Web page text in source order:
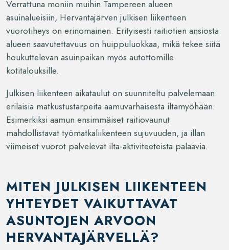
Verrattuna moniin muihin Tampereen alueen
asuinalueisiin, Hervantajärven julkisen liikenteen
vuorotiheys on erinomainen. Erityisesti raitiotien ansiosta
alueen saavutettavuus on huippuluokkaa, mikä tekee siitä
houkuttelevan asuinpaikan myös autottomille
kotitalouksille.
Julkisen liikenteen aikataulut on suunniteltu palvelemaan
erilaisia matkustustarpeita aamuvarhaisesta iltamyöhään.
Esimerkiksi aamun ensimmäiset raitiovaunut
mahdollistavat työmatkaliikenteen sujuvuuden, ja illan
viimeiset vuorot palvelevat ilta-aktiviteeteista palaavia.
MITEN JULKISEN LIIKENTEEN
YHTEYDET VAIKUTTAVAT
ASUNTOJEN ARVOON
HERVANTAJÄRVELLÄ?